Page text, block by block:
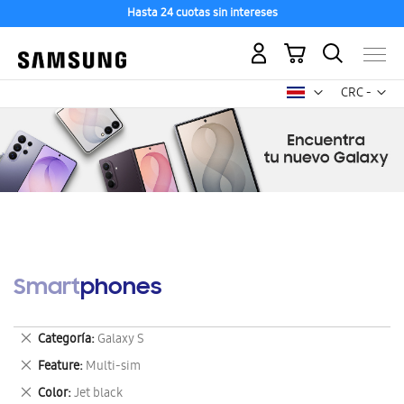
Hasta 24 cuotas sin intereses
CRC -
colón
Mi carrito
Smartphones
Categoría Galaxy S
Eliminar
este
artículo
Feature Multi-sim
Eliminar
este
Color Jet black
Eliminar